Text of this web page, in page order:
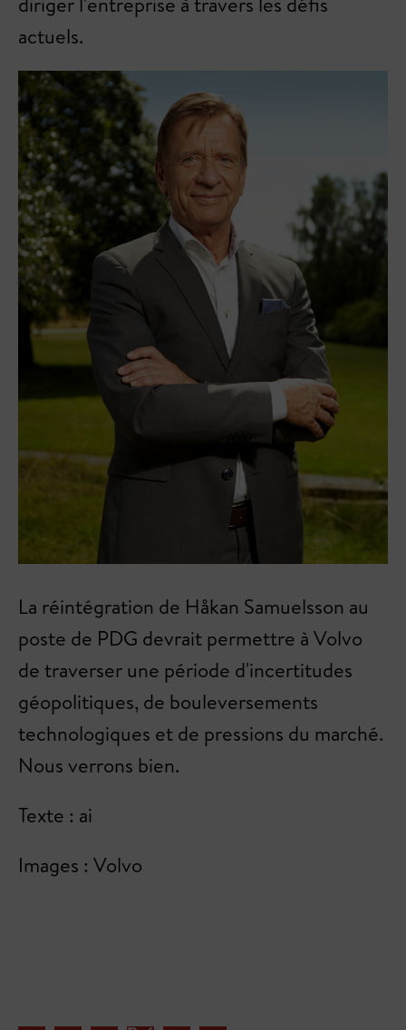
actuels.
La réintégration de Håkan Samuelsson au
poste de PDG devrait permettre à Volvo
de traverser une période d'incertitudes
géopolitiques, de bouleversements
technologiques et de pressions du marché.
Nous verrons bien.
Texte : ai
Images : Volvo